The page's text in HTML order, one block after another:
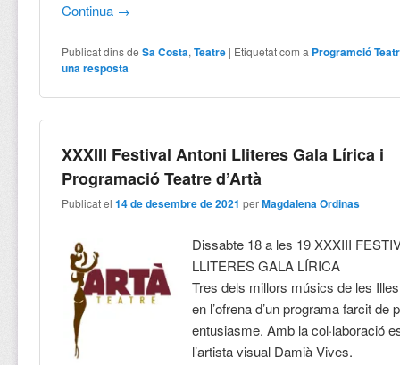
Continua →
Publicat dins de Sa Costa,Teatre | Etiquetat com a Programció
una resposta
XXXIII Festival Antoni Lliteres Gala Lírica i
Programació Teatre d’Artà
Publicat el14 de desembre de 2021 perMagdalena Ordinas
Dissabte 18 a les 19 XXXIII
LLITERES GALA LÍRICA
Tres dels millors músics de les
en l’ofrena d’un programa farcit de
entusiasme. Amb la col·laboració
l’artista visual Damià Vives.